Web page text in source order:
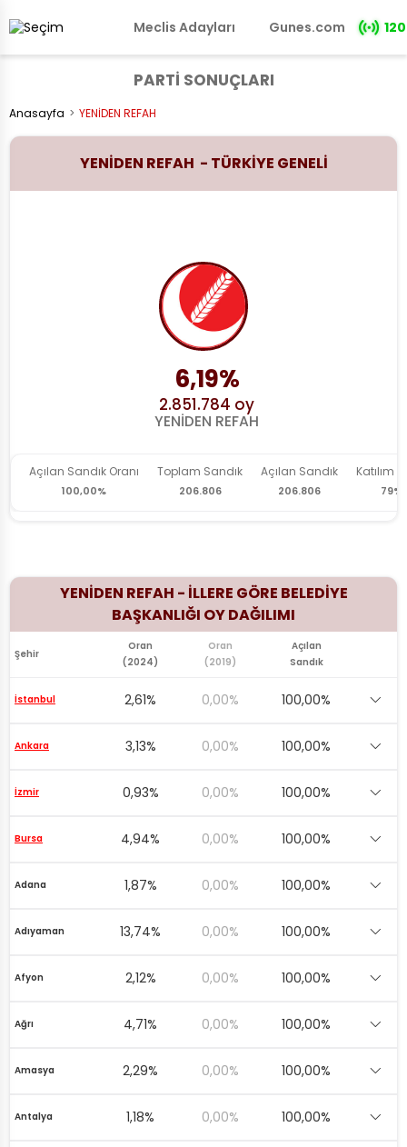
Meclis Adayları Gunes.com 120
PARTİ SONUÇLARI
Anasayfa YENİDEN REFAH
YENİDEN REFAH - TÜRKİYE GENELİ
YENİDEN REFAH
6,19%
2.851.784 oy
Açılan Sandık Oranı
100,00%
Toplam Sandık
206.806
Açılan Sandık
206.806
Katılım
79%
YENİDEN REFAH - İLLERE GÖRE BELEDİYE
BAŞKANLIĞI OY DAĞILIMI
Şehir
Oran
(2024)
Oran
(2019)
Açılan
Sandık
İstanbul 2,61% 0,00% 100,00%
Ankara 3,13% 0,00% 100,00%
İzmir 0,93% 0,00% 100,00%
Bursa 4,94% 0,00% 100,00%
Adana 1,87% 0,00% 100,00%
Adıyaman 13,74% 0,00% 100,00%
Afyon 2,12% 0,00% 100,00%
Ağrı 4,71% 0,00% 100,00%
Amasya 2,29% 0,00% 100,00%
Antalya 1,18% 0,00% 100,00%